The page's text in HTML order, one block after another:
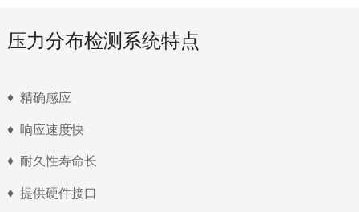
压力分布检测系统特点
♦ 精确感应
♦ 响应速度快
♦ 耐久性寿命长
♦ 提供硬件接口